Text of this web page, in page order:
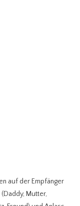
auf der Empfänger
Mutter,